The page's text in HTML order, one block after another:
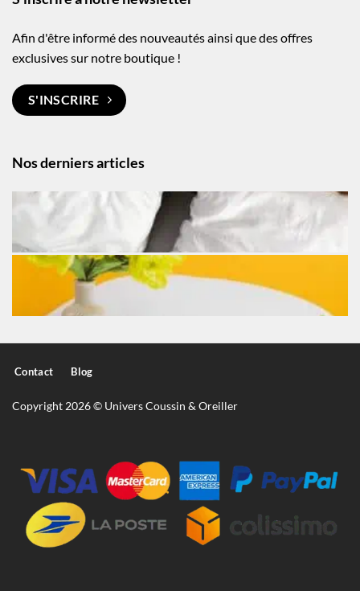
Nos derniers articles
Afin d'être informé des nouveautés ainsi que des offres
exclusives sur notre boutique !
S'INSCRIRE
Contact Blog
Copyright 2026 © Univers Coussin & Oreiller